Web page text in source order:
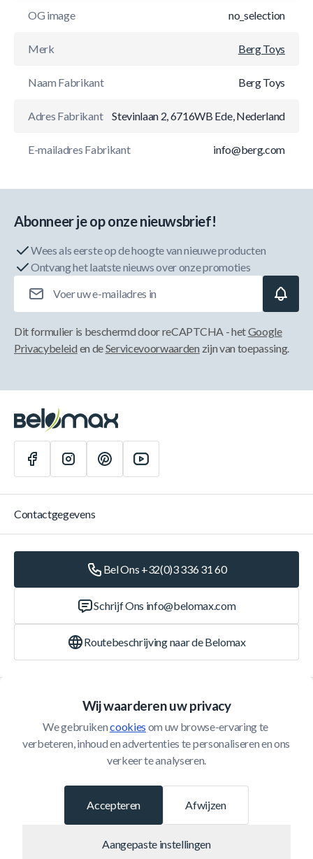
OG image no_selection
Merk Berg Toys
Naam Fabrikant Berg Toys
Adres Fabrikant Stevinlaan 2, 6716WB Ede, Nederland
E-mailadres Fabrikant info@berg.com
Wij waarderen uw privacy
We gebruiken cookies om uw browse-ervaring te
verbeteren, inhoud en advertenties te personaliseren en ons
verkeer te analyseren.
Afwijzen
Aangepaste instellingen
Accepteren
Abonneer je op onze nieuwsbrief!
Wees als eerste op de hoogte van nieuwe producten
Ontvang het laatste nieuws over onze promoties
Dit formulier is beschermd door reCAPTCHA - hetGoogle
Privacybeleid en deServicevoorwaarden zijn van toepassing.
Klantenservice
Contactgegevens
Bel Ons +32(0)3 336 31 60
Schrijf Ons info@belomax.com
Routebeschrijving naar de Belomax